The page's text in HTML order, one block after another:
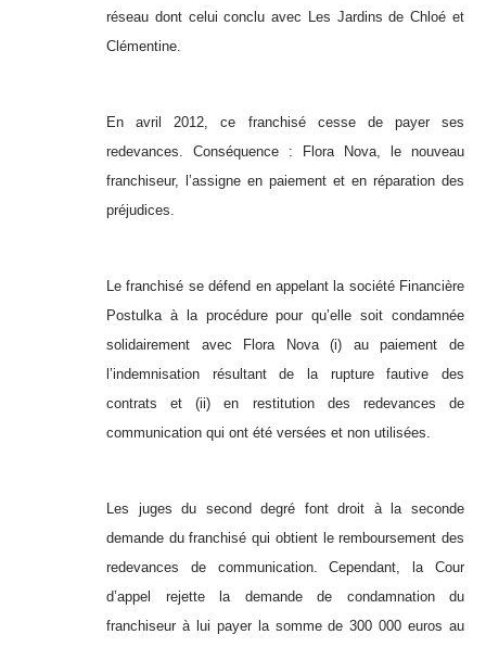
réseau dont celui conclu avec Les Jardins de Chloé et
Clémentine.
En avril 2012, ce franchisé cesse de payer ses
redevances. Conséquence : Flora Nova, le nouveau
franchiseur, l’assigne en paiement et en réparation des
préjudices.
Le franchisé se défend en appelant la société Financière
Postulka à la procédure pour qu’elle soit condamnée
solidairement avec Flora Nova (i) au paiement de
l’indemnisation résultant de la rupture fautive des
contrats et (ii) en restitution des redevances de
communication qui ont été versées et non utilisées.
Les juges du second degré font droit à la seconde
demande du franchisé qui obtient le remboursement des
redevances de communication. Cependant, la Cour
d’appel rejette la demande de condamnation du
franchiseur à lui payer la somme de 300 000 euros au